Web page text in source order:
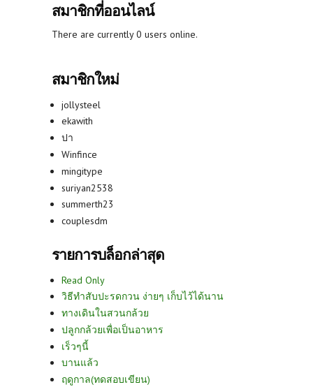
สมาชิกที่ออนไลน์
There are currently 0 users online.
สมาชิกใหม่
jollysteel
ekawith
ปา
Winfince
mingitype
suriyan2538
summerth23
couplesdm
รายการบล็อกล่าสุด
Read Only
วิธีทำสับปะรดกวน ง่ายๆ เก็บไว้ได้นาน
ทางเดินในสวนกล้วย
ปลูกกล้วยเพื่อเป็นอาหาร
เร็วๆนี้
บานแล้ว
ฤดูกาล(ทดสอบเขียน)